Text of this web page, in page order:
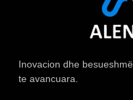
Inovacion dhe
te avancuara.